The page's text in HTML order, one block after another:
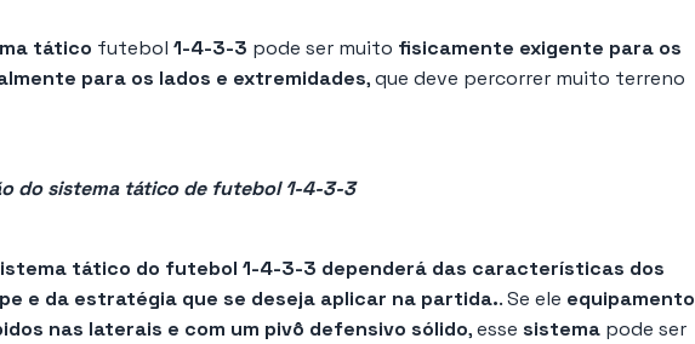
tático futebol 1-4-3-3 pode ser muito fisicamente exigente para os
para os lados e extremidades, que deve percorrer muito terreno
do sistema tático de futebol 1-4-3-3
tático do futebol 1-4-3-3 dependerá das características dos
e da estratégia que se deseja aplicar na partida.. Se ele equipamento
nas laterais e com um pivô defensivo sólido, esse sistema pode ser